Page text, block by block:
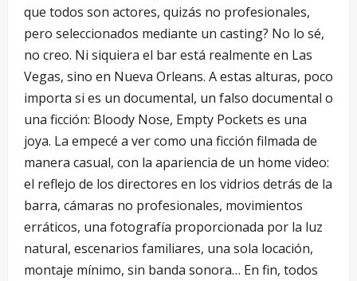
que todos son actores, quizás no profesionales,
pero seleccionados mediante un casting? No lo sé,
no creo. Ni siquiera el bar está realmente en Las
Vegas, sino en Nueva Orleans. A estas alturas, poco
importa si es un documental, un falso documental o
una ficción: Bloody Nose, Empty Pockets es una
joya. La empecé a ver como una ficción filmada de
manera casual, con la apariencia de un home video:
el reflejo de los directores en los vidrios detrás de la
barra, cámaras no profesionales, movimientos
erráticos, una fotografía proporcionada por la luz
natural, escenarios familiares, una sola locación,
montaje mínimo, sin banda sonora… En fin, todos